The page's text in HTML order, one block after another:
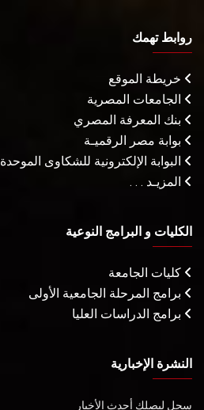
روابط تهمك
خريطة الموقع
الجامعات المصرية
بنك المعرفة المصري
بوابة مصر الرقميـة
البوابة الإلكترونية للشكاوى الموحدة
المزيـد . . .
الكليات و البرامج النوعية
كليات الجامعة
برامج المرحلة الجامعية الأولى
برامج الدراسات العليا
النشرة الإخبارية
سجل ليصلك أحدث الأخبار